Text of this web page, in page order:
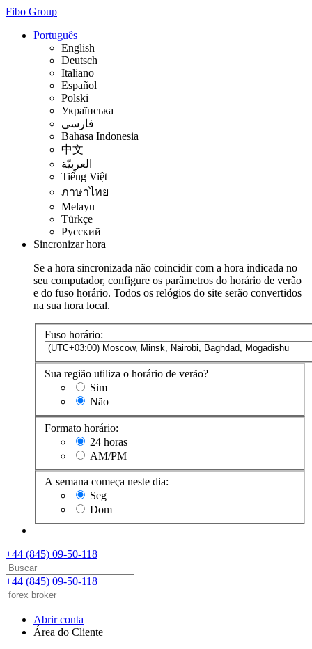
Fibo Group
Português
English
Deutsch
Italiano
Español
Polski
Українська
فارسی
Bahasa Indonesia
中文
العربيّة
Tiếng Việt
ภาษาไทย
Melayu
Türkçe
Русский
Sincronizar hora
Se a hora sincronizada não coincidir com a hora indicada no
seu computador, configure os parâmetros do horário de verão
e do fuso horário. Todos os relógios do site serão convertidos
na sua hora local.
Fuso horário:
Sua região utiliza o horário de verão?
Sim
Não
Formato horário:
24 horas
AM/PM
A semana começa neste dia:
Seg
Dom
+44 (845) 09-50-118
+44 (845) 09-50-118
Abrir conta
Área do Cliente